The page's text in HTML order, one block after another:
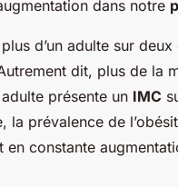
dans notre
d’un adulte sur deux
dit, plus de la
présente un IMC
la prévalence de
en constante